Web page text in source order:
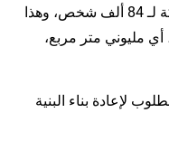
في مدينة ماريوبول دُمرت منازل مملوكة لـ 84 ألف شخص، وهذا
أي مليوني متر مربع،
لإعادة بناء البنية